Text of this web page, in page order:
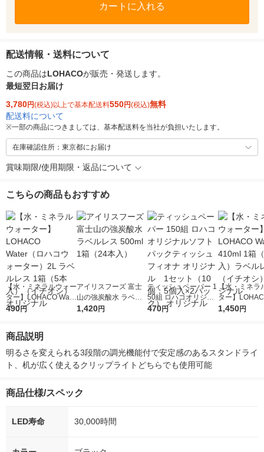
カートに入れる
配送情報・送料について
この商品はLOHACOが販売・発送します。
最短翌日お届け
3,780円(税込)以上で基本配送料550円(税込)無料
配送料について
※一部の商品につきましては、基本配送料を当社が負担いたします。
在庫確認住所：東京都にお届け
賞味期限/使用期限・返品について
こちらの商品もおすすめ
【水・ミネラルウォー
ター】LOHACO Wate
r（ロハコウォータ
シ） オリジナル
490円
アイリスフーズ 富士
山の強炭酸水 ラベル
レス 500ml 1箱（24
1,420円
ティッシュペーパー 1
50組 ロハコオリジナ
ルソフトパックティッ
オリジナル
470円
【水・ミネラ
ター】
r 410ml 1箱（
1,450円
商品説明
明るさを変えられる3段階の調光機能付で安定感のあるスタンドライ
ト、机が広く使えるクリップライトどちらでも使用可能
商品仕様/スペック
LED寿命 30,000時間